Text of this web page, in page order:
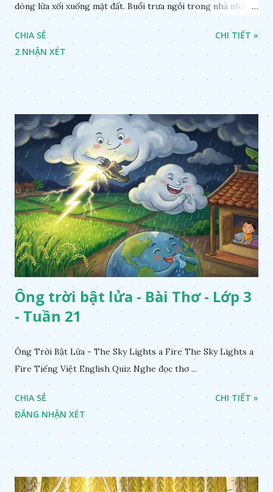
dòng lửa xối xuống mặt đất. Buổi trưa ngồi trong nhà nhìn
CHIA SẺ
2 NHẬN XÉT
CHI TIẾT »
Ông trời bật lửa - Bài Thơ - Lớp 3
- Tuần 21
Ông Trời Bật Lửa - The Sky Lights a Fire The Sky Lights a
Fire Tiếng Việt English Quiz Nghe đọc thơ ...
CHIA SẺ
ĐĂNG NHẬN XÉT
CHI TIẾT »